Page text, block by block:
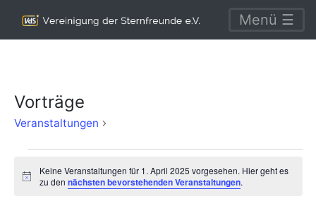
Menü ☰
Vorträge
Veranstaltungen
für
Hinweis
Keine Veranstaltungen für 1. April 2025 vorgesehen. Hier geht es
zu den nächsten bevorstehenden Veranstaltungen.